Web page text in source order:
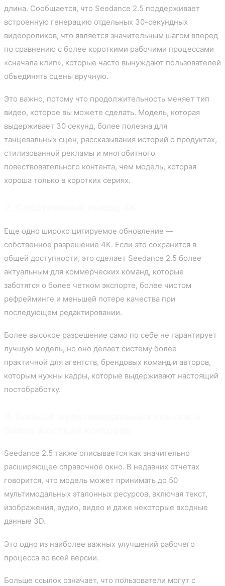
длина. Сообщается, что Seedance 2.5 поддерживает
встроенную генерацию отдельных 30-секундных
видеороликов, что является значительным шагом вперед
по сравнению с более короткими рабочими процессами
«сначала клип», которые часто вынуждают пользователей
объединять сцены вручную.
Это важно, потому что продолжительность меняет тип
видео, которое вы можете сделать. Модель, которая
выдерживает 30 секунд, более полезна для
танцевальных сцен, рассказывания историй о продуктах,
стилизованной рекламы и многобитного
повествовательного контента, чем модель, которая
хороша только в коротких сериях.
Еще одно широко цитируемое обновление —
собственное разрешение 4K. Если это сохранится в
общей доступности, это сделает Seedance 2.5 более
актуальным для коммерческих команд, которые
заботятся о более четком экспорте, более чистом
рефрейминге и меньшей потере качества при
последующем редактировании.
Более высокое разрешение само по себе не гарантирует
лучшую модель, но оно делает систему более
практичной для агентств, брендовых команд и авторов,
которым нужны кадры, которые выдерживают настоящий
постобработку.
Seedance 2.5 также описывается как значительно
расширяющее справочное окно. В недавних отчетах
говорится, что модель может принимать до 50
мультимодальных эталонных ресурсов, включая текст,
изображения, аудио, видео и даже некоторые входные
данные 3D.
Это одно из наиболее важных улучшений рабочего
процесса во всей версии.
Больше ссылок означает, что пользователи могут с